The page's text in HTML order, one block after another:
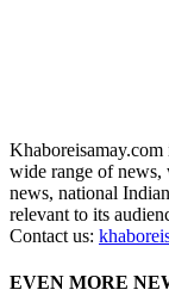
wide range of news,
news, national
relevant to its
Contact us:
EVEN MORE